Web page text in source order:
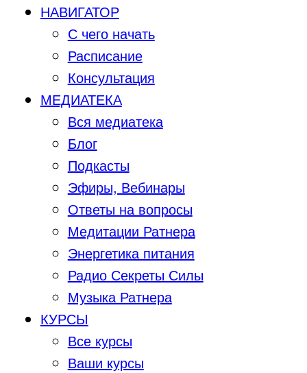
НАВИГАТОР
С чего начать
Расписание
Консультация
МЕДИАТЕКА
Вся медиатека
Блог
Подкасты
Эфиры, Вебинары
Ответы на вопросы
Медитации Ратнера
Энергетика питания
Радио Секреты Силы
Музыка Ратнера
КУРСЫ
Все курсы
Ваши курсы